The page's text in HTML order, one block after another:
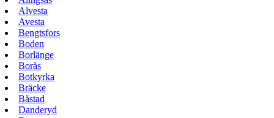
Alvesta
Avesta
Bengtsfors
Boden
Borlänge
Borås
Botkyrka
Bräcke
Båstad
Danderyd